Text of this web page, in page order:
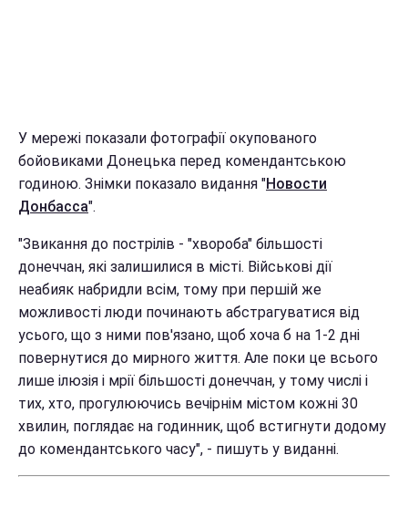
У мережі показали фотографії окупованого
бойовиками Донецька перед комендантською
годиною. Знімки показало видання "Новости
Донбасса".
"Звикання до пострілів - "хвороба" більшості
донеччан, які залишилися в місті. Військові дії
неабияк набридли всім, тому при першій же
можливості люди починають абстрагуватися від
усього, що з ними пов'язано, щоб хоча б на 1-2 дні
повернутися до мирного життя. Але поки це всього
лише ілюзія і мрії більшості донеччан, у тому числі і
тих, хто, прогулюючись вечірнім містом кожні 30
хвилин, поглядає на годинник, щоб встигнути додому
до комендантського часу", - пишуть у виданні.